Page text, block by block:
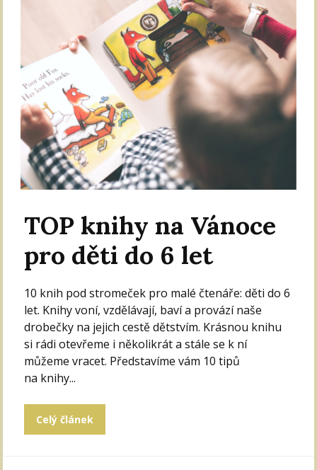
TOP knihy na Vánoce
pro děti do 6 let
10 knih pod stromeček pro malé čtenáře: děti do 6
let. Knihy voní, vzdělávají, baví a provází naše
drobečky na jejich cestě dětstvím. Krásnou knihu
si rádi otevřeme i několikrát a stále se k ní
můžeme vracet. Představíme vám 10 tipů
na knihy...
Celý článek